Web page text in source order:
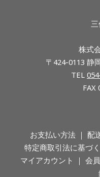
株式
〒424-0113 静
TEL
FAX
お支払い方法 配
特定商取引法に基づ
マイアカウント
会